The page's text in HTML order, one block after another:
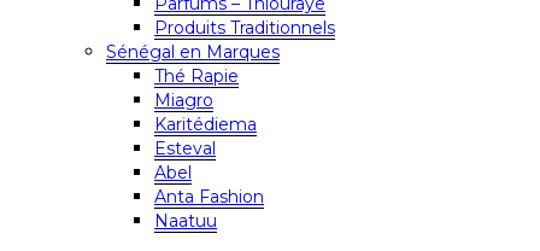
Produits Traditionnels
Sénégal en Marques
Thé Rapie
Miagro
Karitédiema
Esteval
Abel
Anta Fashion
Naatuu